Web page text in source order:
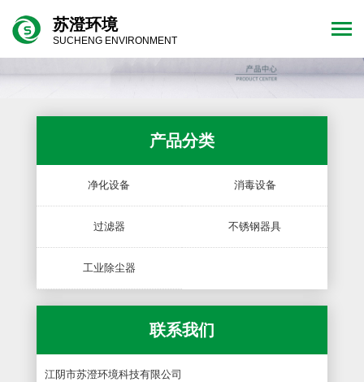
苏澄环境
SUCHENG ENVIRONMENT
产品分类
净化设备 消毒设备
过滤器 不锈钢器具
工业除尘器
联系我们
江阴市苏澄环境科技有限公司